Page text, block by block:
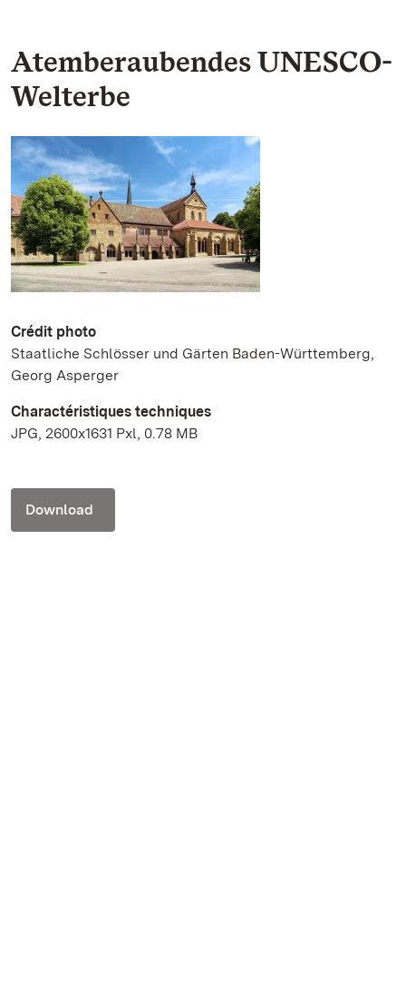
Atemberaubendes UNESCO-
Welterbe
Crédit photo
Staatliche Schlösser und Gärten Baden-Württemberg,
Georg Asperger
Charactéristiques techniques
JPG, 2600x1631 Pxl, 0.78 MB
Download